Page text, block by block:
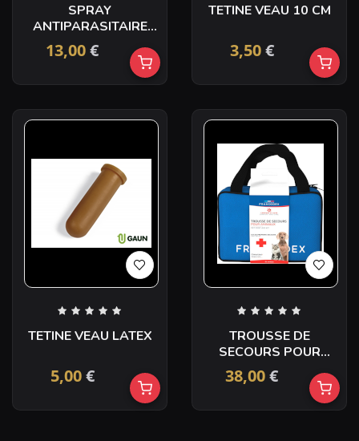
SPRAY
ANTIPARASITAIRE
SERIBOMBE 150ML
13,00€
TETINE VEAU 10 CM
3,50€
TETINE VEAU LATEX
5,00€
TROUSSE DE
SECOURS POUR
ANIMAUX
38,00€